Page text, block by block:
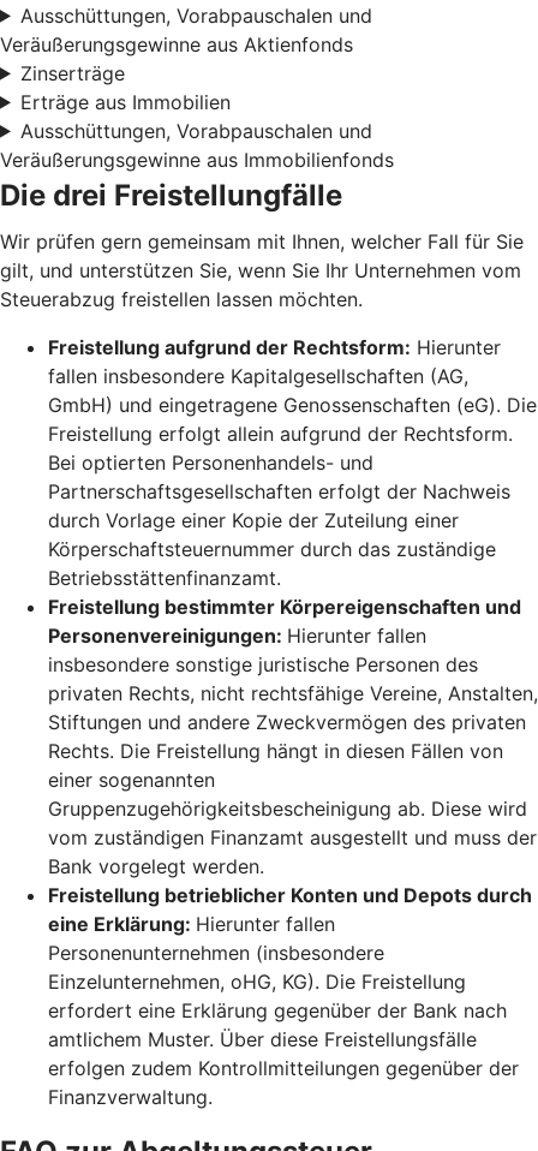
Ausschüttungen, Vorabpauschalen und
Veräußerungsgewinne aus Aktienfonds
Zinserträge
Erträge aus Immobilien
Ausschüttungen, Vorabpauschalen und
Veräußerungsgewinne aus Immobilienfonds
Die drei Freistellungfälle
Wir prüfen gern gemeinsam mit Ihnen, welcher Fall für Sie
gilt, und unterstützen Sie, wenn Sie Ihr Unternehmen vom
Steuerabzug freistellen lassen möchten.
Freistellung aufgrund der Rechtsform: Hierunter
fallen insbesondere Kapitalgesellschaften (AG,
GmbH) und eingetragene Genossenschaften (eG). Die
Freistellung erfolgt allein aufgrund der Rechtsform.
Bei optierten Personenhandels- und
Partnerschaftsgesellschaften erfolgt der Nachweis
durch Vorlage einer Kopie der Zuteilung einer
Körperschaftsteuernummer durch das zuständige
Betriebsstättenfinanzamt.
Freistellung bestimmter Körpereigenschaften und
Personenvereinigungen: Hierunter fallen
insbesondere sonstige juristische Personen des
privaten Rechts, nicht rechtsfähige Vereine, Anstalten,
Stiftungen und andere Zweckvermögen des privaten
Rechts. Die Freistellung hängt in diesen Fällen von
einer sogenannten
Gruppenzugehörigkeitsbescheinigung ab. Diese wird
vom zuständigen Finanzamt ausgestellt und muss der
Bank vorgelegt werden.
Freistellung betrieblicher Konten und Depots durch
eine Erklärung: Hierunter fallen
Personenunternehmen (insbesondere
Einzelunternehmen, oHG, KG). Die Freistellung
erfordert eine Erklärung gegenüber der Bank nach
amtlichem Muster. Über diese Freistellungsfälle
erfolgen zudem Kontrollmitteilungen gegenüber der
Finanzverwaltung.